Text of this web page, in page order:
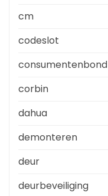
cm
codeslot
consumentenbond
corbin
dahua
demonteren
deur
deurbeveiliging